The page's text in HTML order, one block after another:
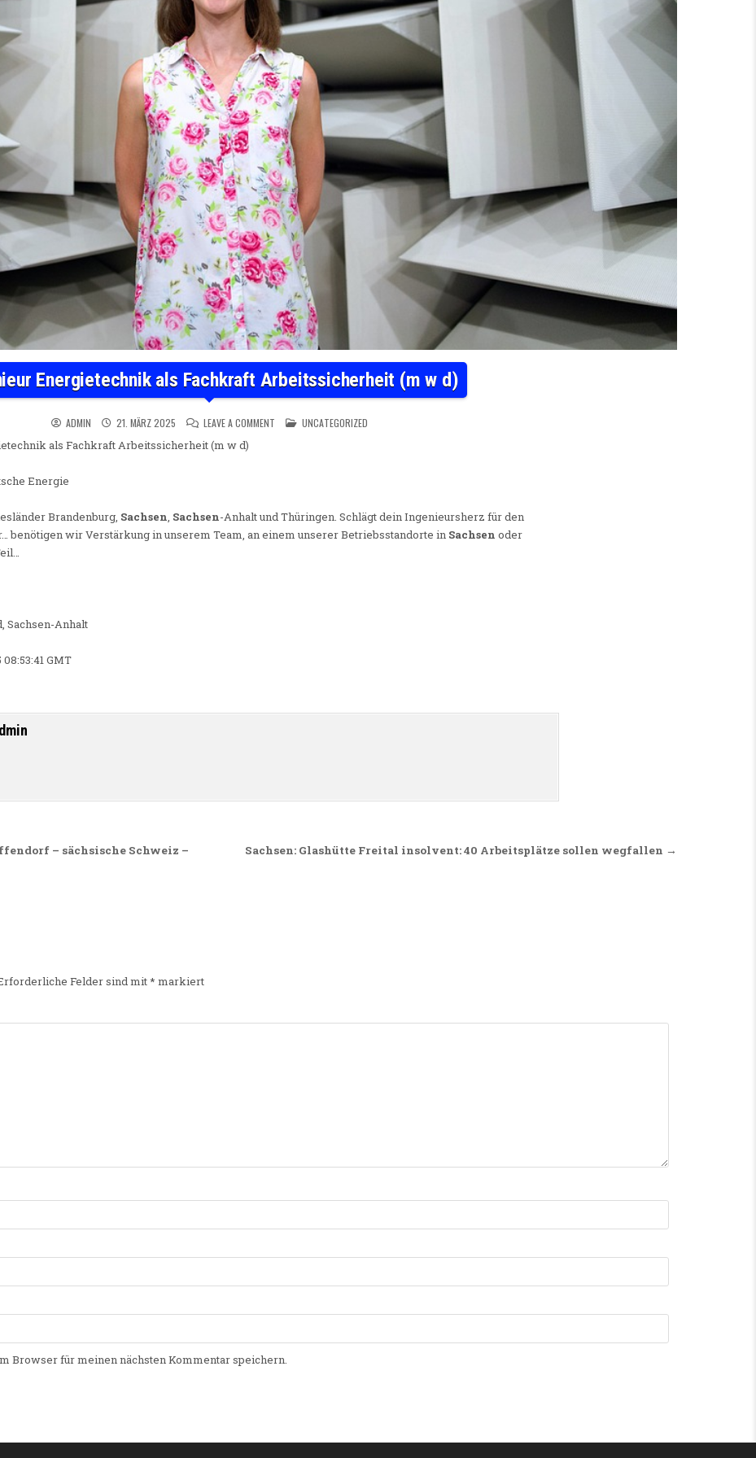
Energietechnik als Fachkraft Arbeitssicherheit (m w d)
ADMIN 21. MÄRZ 2025 LEAVE A COMMENTON INGENIEUR ENERGIETECHNIK ALS FACHKRAFT ARBEITSSICHERHEIT (M W D)
POSTED IN
UNCATEGORIZED
als Fachkraft Arbeitssicherheit (m w d)
Energie
Brandenburg, Sachsen, Sachsen-Anhalt und Thüringen. Schlägt dein Ingenieursherz für den
benötigen wir Verstärkung in unserem Team, an einem unserer Betriebsstandorte in Sachsen oder
Sachsen-Anhalt
GMT
Sachsen: Glashütte Freital insolvent: 40 Arbeitsplätze sollen wegfallen →
– sächsische Schweiz –
Felder sind mit* markiert
Browser für meinen nächsten Kommentar speichern.